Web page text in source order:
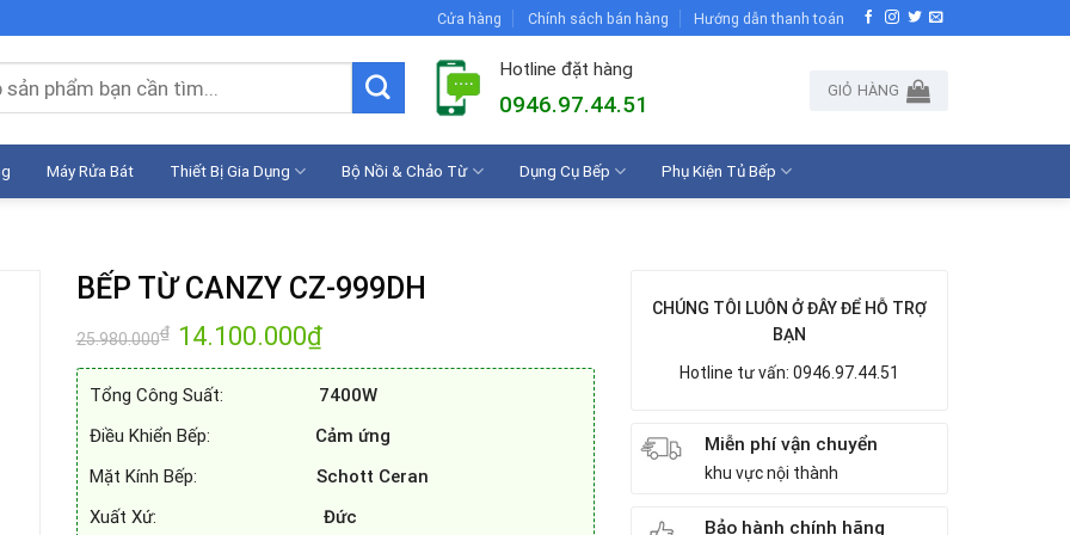
Cửa hàng Chính sách bán hàng Hướng dẫn thanh toán
Hotline đặt hàng
0946.97.44.51
GIỎ HÀNG
Máy Rửa Bát Thiết Bị Gia Dụng Bộ Nồi & Chảo Từ Dụng Cụ Bếp Phụ Kiện Tủ Bếp
BẾP TỪ CANZY CZ-999DH
25.980.000₫ Giá
gốc
là:
14.100.000₫Giá
hiện
tại
14.100.000₫.
Tổng Công Suất:
7400W
Điều Khiển Bếp: Cảm ứng
Mặt Kính Bếp: Schott Ceran
Xuất Xứ: Đức
CHÚNG TÔI LUÔN Ở ĐÂY ĐỂ HỖ TRỢ
BẠN
Hotline tư vấn: 0946.97.44.51
Miễn phí vận chuyển
khu vực nội thành
Bảo hành chính hãng